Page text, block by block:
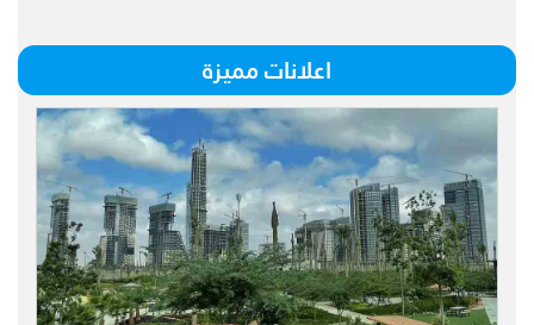
اعلانات مميزة